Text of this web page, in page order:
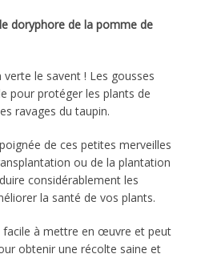
doryphore de la pomme de
le savent ! Les gousses
pour protéger les plants de
ravages du taupin.
de ces petites merveilles
ou de la plantation
considérablement les
la santé de vos plants.
facile à mettre en œuvre et peut
obtenir une récolte saine et